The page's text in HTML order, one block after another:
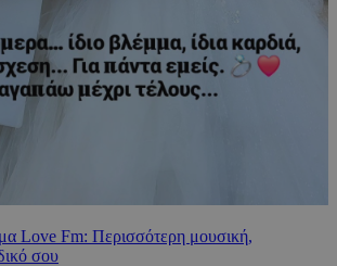
Love Fm: Περισσότερη μουσική,
σου